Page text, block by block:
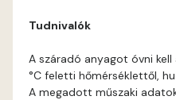
Tudnivalók
A száradó anyagot óvni
°C feletti hőmérséklettől,
A megadott műszaki